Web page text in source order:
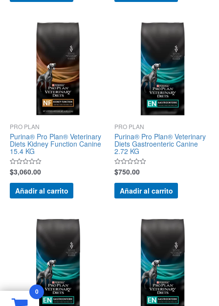
PRO PLAN
Purina® Pro Plan® Veterinary
Diets Kidney Function Canine
15.4 KG
Valorado
con
0
$3,060.00
Añadir al carrito
PRO PLAN
Purina® Pro Plan® Veterinary
Diets Gastroenteric Canine
2.72 KG
Valorado
con
0
$750.00
Añadir al carrito
0